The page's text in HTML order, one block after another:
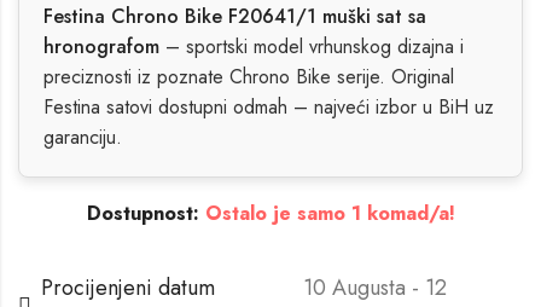
Festina Chrono Bike F20641/1 muški sat sa
hronografom – sportski model vrhunskog dizajna i
preciznosti iz poznate Chrono Bike serije. Original
Festina satovi dostupni odmah – najveći izbor u BiH uz
garanciju.
Dostupnost: Ostalo je samo 1 komad/a!
Procijenjeni datum
10 Augusta - 12